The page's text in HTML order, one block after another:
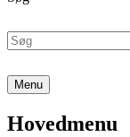
Menu
Hovedmenu